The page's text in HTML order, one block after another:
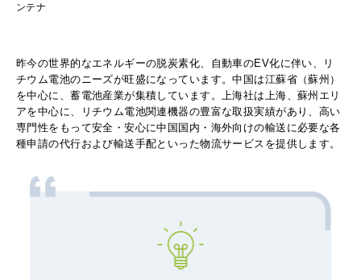
ンテナ
昨今の世界的なエネルギーの脱炭素化、自動車のEV化に伴い、リ
チウム電池のニーズが旺盛になっています。中国は江蘇省（蘇州）
を中心に、蓄電池産業が集積しています。上海社は上海、蘇州エリ
アを中心に、リチウム電池関連機器の豊富な取扱実績があり、高い
専門性をもって安全・安心に中国国内・海外向けの輸送に必要な各
種申請の代行および輸送手配といった物流サービスを提供します。